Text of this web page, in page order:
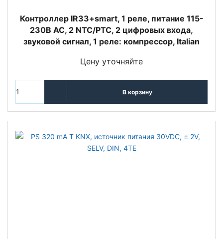
Контроллер IR33+smart, 1 реле, питание 115-
230В АС, 2 NTC/PTC, 2 цифровых входа,
звуковой сигнал, 1 реле: компрессор, Italian
Цену уточняйте
В корзину